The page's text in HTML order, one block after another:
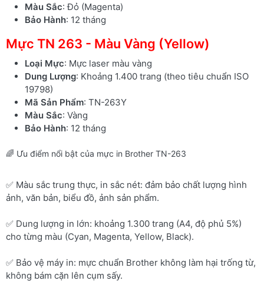
Màu Sắc: Đỏ (Magenta)
Bảo Hành: 12 tháng
Mực TN 263 - Màu Vàng (Yellow)
Loại Mực: Mực laser màu vàng
Dung Lượng: Khoảng 1.400 trang (theo tiêu chuẩn ISO
19798)
Mã Sản Phẩm: TN-263Y
Màu Sắc: Vàng
Bảo Hành: 12 tháng
🌈 Ưu điểm nổi bật của mực in Brother TN-263
✅ Màu sắc trung thực, in sắc nét: đảm bảo chất lượng hình
ảnh, văn bản, biểu đồ, ảnh sản phẩm.
✅ Dung lượng in lớn: khoảng 1.300 trang (A4, độ phủ 5%)
cho từng màu (Cyan, Magenta, Yellow, Black).
✅ Bảo vệ máy in: mực chuẩn Brother không làm hại trống từ,
không bám cặn lên cụm sấy.